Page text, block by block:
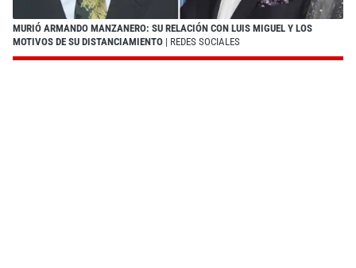
MURIÓ ARMANDO MANZANERO: SU RELACIÓN CON LUIS MIGUEL Y LOS
MOTIVOS DE SU DISTANCIAMIENTO | REDES SOCIALES